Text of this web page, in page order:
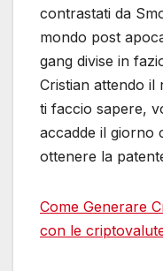
contrastati da
mondo post
gang divise in
Cristian attendo il
ti faccio sapere,
accadde il giorno
ottenere la
Come Generare
con le